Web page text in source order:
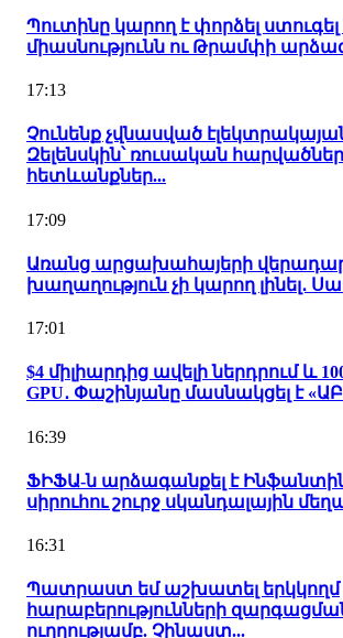
Պուտինը կարող է փորձել
միասնությունն ու Թրամփի
17:13
Չունենք չվնասված
Զելենսկին՝ ռուսական
հետևանքներ...
17:09
Առանց արցախահայերի
խաղաղություն չի կարող լինել․
17:01
$4 միլիարդից ավելի ներդրում և
GPU․ Փաշինյանը մասնակցել է
16:39
ՖԻՖԱ-ն արձագանքել է
սիրուհու շուրջ սկանդալային
16:31
Պատրաստ եմ աշխատել երկկողմ
հարաբերությունների
ուղղությամբ. Չինաստ...